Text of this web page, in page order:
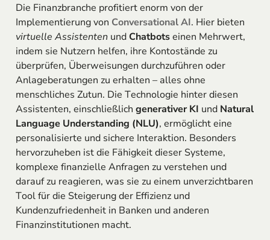
Die Finanzbranche profitiert enorm von der
Implementierung von Conversational AI. Hier bieten
virtuelle Assistentenund Chatbotseinen Mehrwert,
indem sie Nutzern helfen, ihre Kontostände zu
überprüfen, Überweisungen durchzuführen oder
Anlageberatungen zu erhalten – alles ohne
menschliches Zutun. Die Technologie hinter diesen
Assistenten, einschließlich generativer KI und Natural
Language Understanding (NLU), ermöglicht eine
personalisierte und sichere Interaktion. Besonders
hervorzuheben ist die Fähigkeit dieser Systeme,
komplexe finanzielle Anfragen zu verstehen und
darauf zu reagieren, was sie zu einem unverzichtbaren
Tool für die Steigerung der Effizienz und
Kundenzufriedenheit in Banken und anderen
Finanzinstitutionen macht.